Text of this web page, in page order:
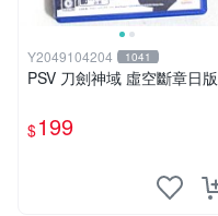
Y2049104204 1041
PSV 刀劍神域 虛空斷章日版
$199